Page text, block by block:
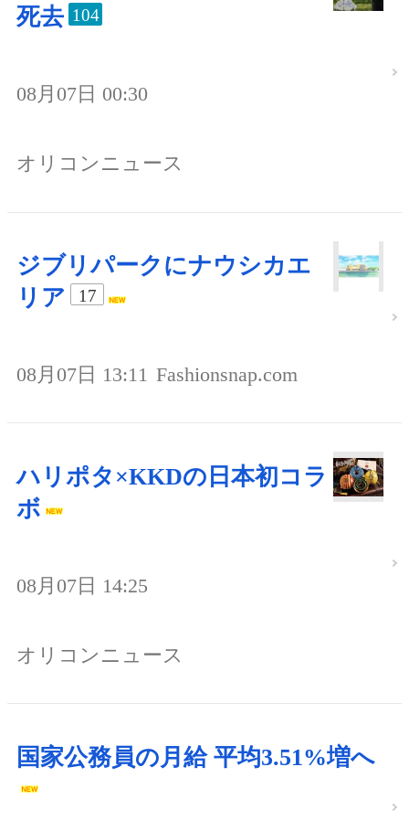
死去 104
08月07日 00:30
オリコンニュース
ジブリパークにナウシカエ
リア
17
08月07日 13:11 Fashionsnap.com
ハリポタ×KKDの日本初コラ
ボ
08月07日 14:25
オリコンニュース
国家公務員の月給 平均3.51%増へ